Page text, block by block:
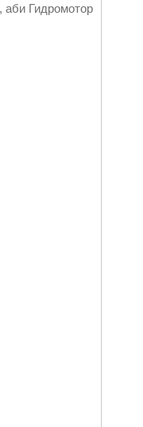
аби Гидромотор